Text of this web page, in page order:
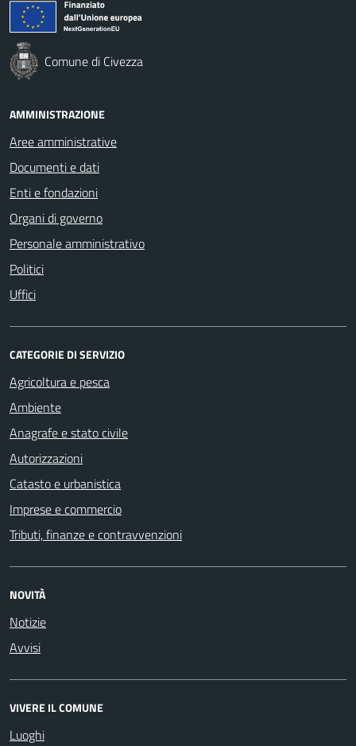
Comune di Civezza
AMMINISTRAZIONE
Aree amministrative
Documenti e dati
Enti e fondazioni
Organi di governo
Personale amministrativo
Politici
Uffici
CATEGORIE DI SERVIZIO
Agricoltura e pesca
Ambiente
Anagrafe e stato civile
Autorizzazioni
Catasto e urbanistica
Imprese e commercio
Tributi, finanze e contravvenzioni
NOVITÀ
Notizie
Avvisi
VIVERE IL COMUNE
Luoghi